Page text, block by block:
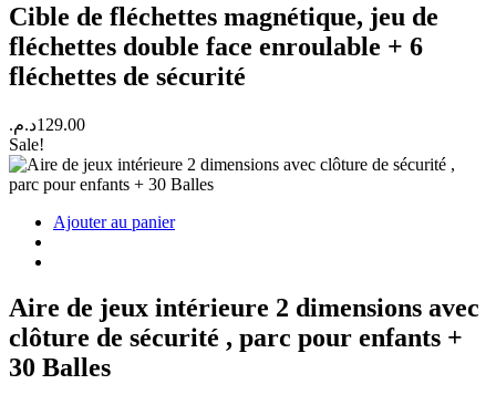
Cible de fléchettes magnétique, jeu de
fléchettes double face enroulable + 6
fléchettes de sécurité
129.00د.م.
Sale!
Ajouter au panier
Aire de jeux intérieure 2 dimensions avec
clôture de sécurité , parc pour enfants +
30 Balles